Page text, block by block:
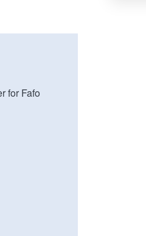
for Fafo